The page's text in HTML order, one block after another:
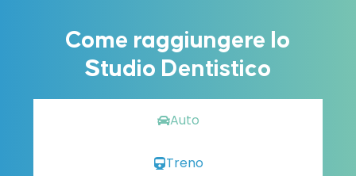
Come raggiungere lo
Studio Dentistico
Auto
Treno